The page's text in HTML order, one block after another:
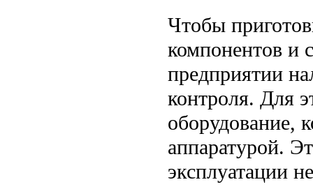
Чтобы
компонентов и
предприятии
контроля. Для
оборудование,
аппаратурой.
эксплуатации